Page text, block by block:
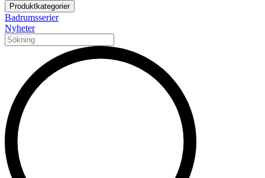
Produktkategorier
Badrumsserier
Nyheter